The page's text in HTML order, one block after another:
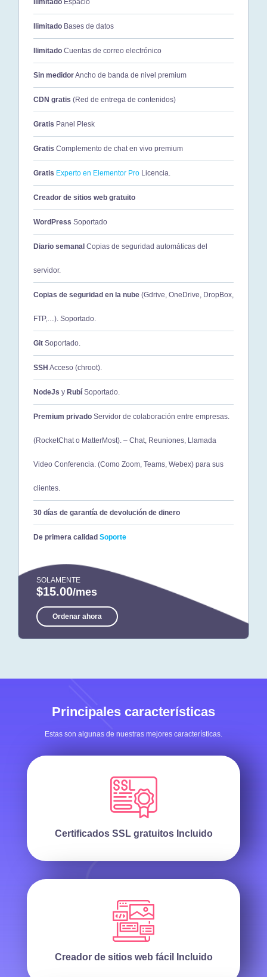
Ilimitado Espacio
Ilimitado Bases de datos
Ilimitado Cuentas de correo electrónico
Sin medidorAncho de banda de nivel premium
CDN gratis (Red de entrega de contenidos)
Gratis Panel Plesk
Gratis Complemento de chat en vivo premium
Gratis Experto en Elementor Pro Licencia.
Creador de sitios web gratuito
WordPress Soportado
Diario semanal Copias de seguridad automáticas del
servidor.
Copias de seguridad en la nube (Gdrive, OneDrive, DropBox,
FTP,…). Soportado.
Git Soportado.
SSH Acceso (chroot).
NodeJs y Rubí Soportado.
Premium privado Servidor de colaboración entre empresas.
(RocketChat o MatterMost). – Chat, Reuniones, Llamada
Video Conferencia. (Como Zoom, Teams, Webex) para sus
clientes.
30 días de garantía de devolución de dinero
De primera calidad Soporte
SOLAMENTE
$15.00/mes
Ordenar ahora
Principales características
Estas son algunas de nuestras mejores características.
Certificados SSL gratuitosIncluido
Creador de sitios web fácil Incluido